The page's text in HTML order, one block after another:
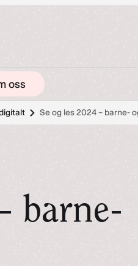
oss
Se og les 2024 – barne-
barne-